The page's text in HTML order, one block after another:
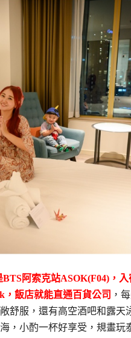
BTS阿索克站ASOK(F04)，入
飯店就能直通百貨公司 ，
舒服，還有高空酒吧和露天
，小酌一杯好享受，規畫玩